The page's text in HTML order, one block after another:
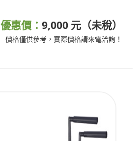
優惠價：9,000 元（未稅）
價格僅供參考，實際價格請來電洽詢！